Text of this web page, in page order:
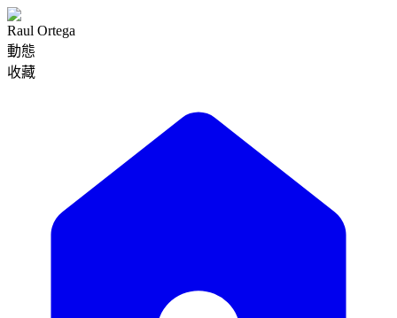
Raul Ortega
動態
收藏